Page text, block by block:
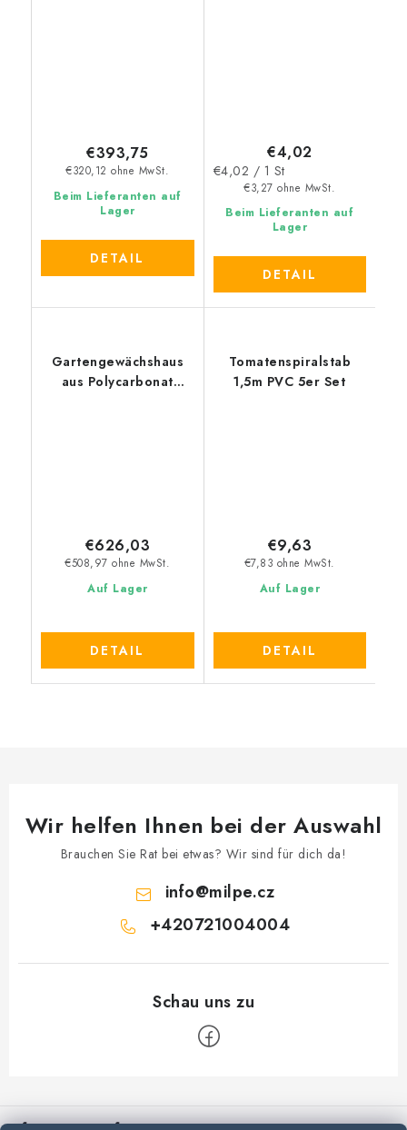
Beim Lieferanten auf
Lager
€320,12 ohne MwSt.
€393,75
DETAIL
Beim Lieferanten auf
Lager
€3,27 ohne MwSt.
€4,02
Verkaufspreis:
€4,02 / 1 St
DETAIL
Gartengewächshaus
aus Polycarbonat
Auf Lager
€508,97 ohne MwSt.
€626,03
DETAIL
Tomatenspiralstab
1,5m PVC 5er Set
Auf Lager
€7,83 ohne MwSt.
€9,63
DETAIL
Wir helfen Ihnen bei der Auswahl
Brauchen Sie Rat bei etwas? Wir sind für dich da!
info@milpe.cz
+420721004004
u